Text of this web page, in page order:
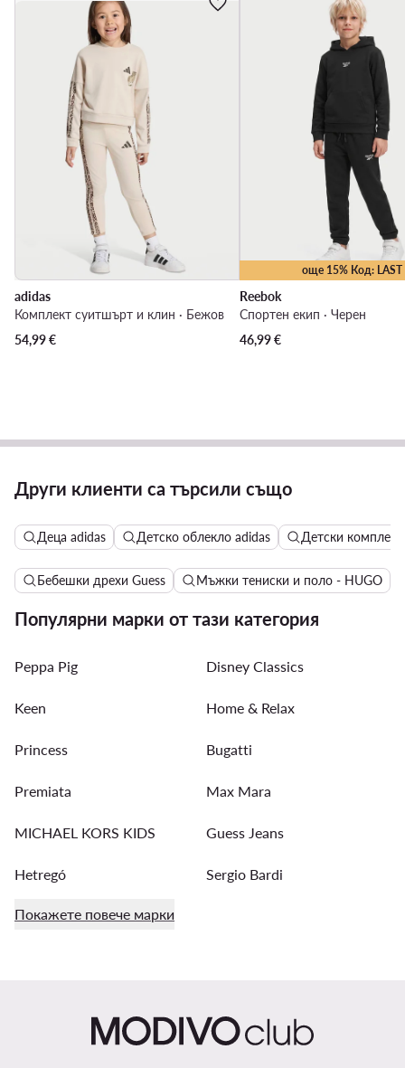
adidas
Комплект суитшърт и клин · Бежов
54,99€
още 15% Код: LAST
Reebok
Спортен екип · Черен
46,99€
Други клиенти са търсили също
Деца adidas Детско облекло adidas Детски
Бебешки дрехи Guess Мъжки тениски и поло - HUGO
Популярни марки от тази категория
Peppa Pig Disney Classics
Keen Home & Relax
Princess Bugatti
Premiata Max Mara
MICHAEL KORS KIDS Guess Jeans
Hetregó Sergio Bardi
Покажете повече марки